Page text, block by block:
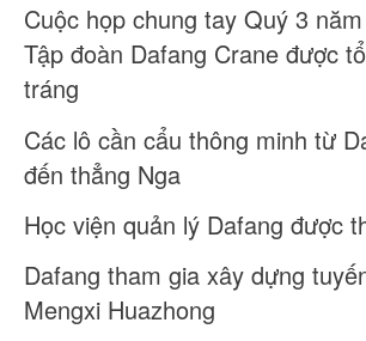
Cuộc họp chung tay Quý 3
Tập đoàn Dafang Crane được
tráng
Các lô cần cẩu thông minh từ
đến thẳng Nga
Học viện quản lý Dafang được
Dafang tham gia xây dựng
Mengxi Huazhong